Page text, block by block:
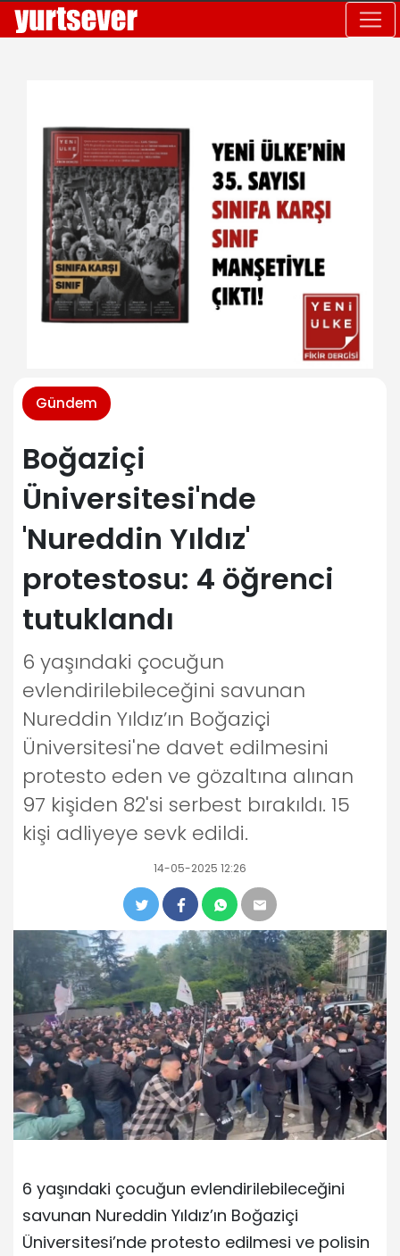
Gündem
Boğaziçi
Üniversitesi'nde
'Nureddin Yıldız'
protestosu: 4 öğrenci
tutuklandı
6 yaşındaki çocuğun
evlendirilebileceğini savunan
Nureddin Yıldız’ın Boğaziçi
Üniversitesi'ne davet edilmesini
protesto eden ve gözaltına alınan
97 kişiden 82'si serbest bırakıldı. 15
kişi adliyeye sevk edildi.
14-05-2025 12:26
6 yaşındaki çocuğun evlendirilebileceğini
savunan Nureddin Yıldız’ın Boğaziçi
Üniversitesi’nde protesto edilmesi ve polisin